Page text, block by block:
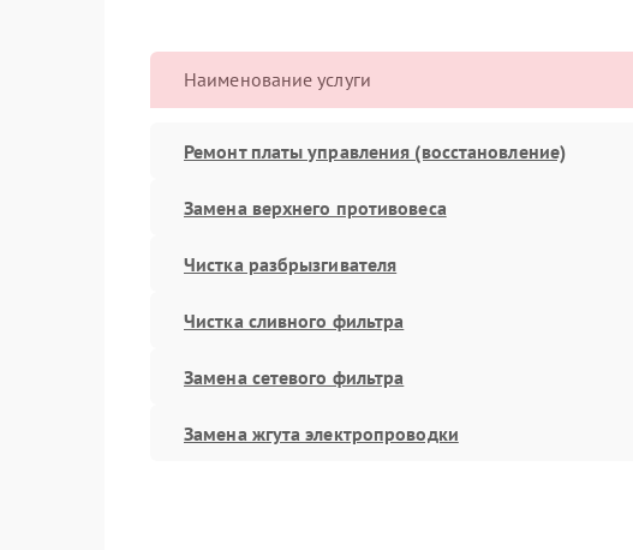
Наименование услуги
Ремонт платы управления (восстановление)
Замена верхнего противовеса
Чистка разбрызгивателя
Чистка сливного фильтра
Замена сетевого фильтра
Замена жгута электропроводки